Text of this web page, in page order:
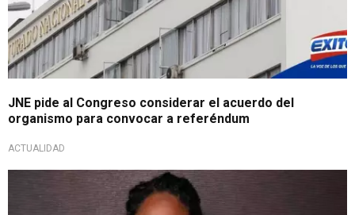
JNE pide al Congreso considerar el acuerdo del
organismo para convocar a referéndum
ACTUALIDAD